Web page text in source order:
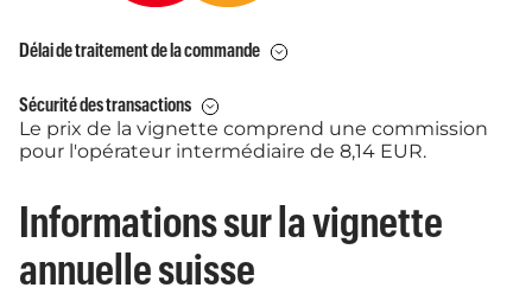
Délai de traitement de la commande
Sécurité des transactions
Le prix de la vignette comprend une commission
pour l'opérateur intermédiaire de 8,14 EUR.
Informations sur la vignette
annuelle suisse